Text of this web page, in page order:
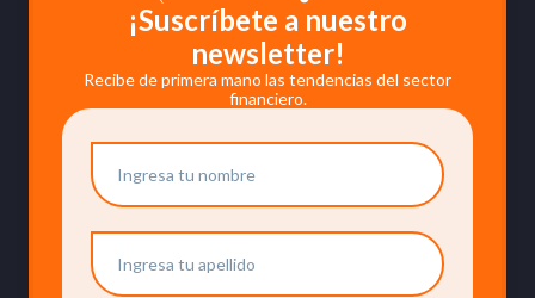
¡Suscríbete a nuestro
newsletter!
Recibe de primera mano las tendencias del sector
financiero.